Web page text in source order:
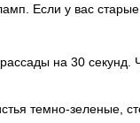
Если у вас
на 30
темно-зеленые,